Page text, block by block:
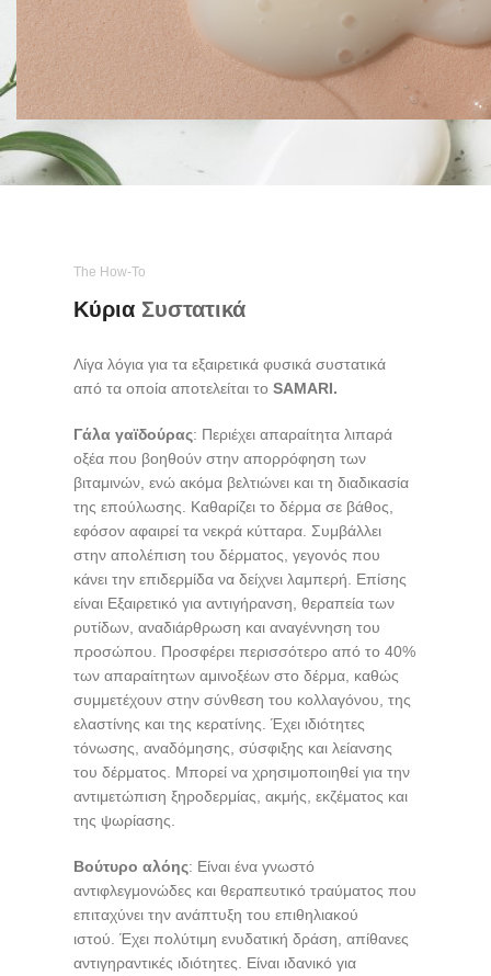
The How-To
Κύρια Συστατικά
Λίγα λόγια για τα εξαιρετικά φυσικά συστατικά
από τα οποία αποτελείται τοSAMARI.
Γάλα γαϊδούρας: Περιέχει απαραίτητα λιπαρά
οξέα που βοηθούν στην απορρόφηση των
βιταμινών, ενώ ακόμα βελτιώνει και τη διαδικασία
της επούλωσης. Καθαρίζει το δέρμα σε βάθος,
εφόσον αφαιρεί τα νεκρά κύτταρα. Συμβάλλει
στην απολέπιση του δέρματος, γεγονός που
κάνει την επιδερμίδα να δείχνει λαμπερή. Επίσης
είναι Εξαιρετικό για αντιγήρανση, θεραπεία των
ρυτίδων, αναδιάρθρωση και αναγέννηση του
προσώπου. Προσφέρει περισσότερο από το 40%
των απαραίτητων αμινοξέων στο δέρμα, καθώς
συμμετέχουν στην σύνθεση του κολλαγόνου, της
ελαστίνης και της κερατίνης. Έχει ιδιότητες
τόνωσης, αναδόμησης, σύσφιξης και λείανσης
του δέρματος. Μπορεί να χρησιμοποιηθεί για την
αντιμετώπιση ξηροδερμίας, ακμής, εκζέματος και
της ψωρίασης.
Βούτυρο αλόης: Είναι ένα γνωστό
αντιφλεγμονώδες και θεραπευτικό τραύματος που
επιταχύνει την ανάπτυξη του επιθηλιακού
ιστού. Έχει πολύτιμη ενυδατική δράση, απίθανες
αντιγηραντικές ιδιότητες. Είναι ιδανικό για